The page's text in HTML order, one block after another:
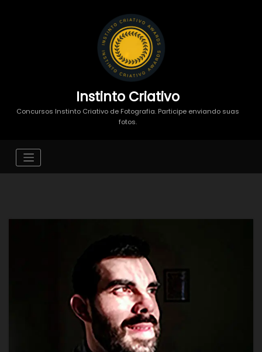
Instinto Criativo
Concursos Instinto Criativo de Fotografia. Participe enviando suas
fotos.